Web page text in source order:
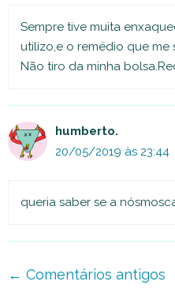
Sempre tive muita
utilizo,e o remédio que me
Não tiro da minha
humberto.
20/05/2019 às 23:44
queria saber se a
Navegação
← Comentários antigos